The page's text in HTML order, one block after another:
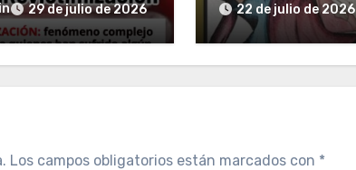
29 de julio de 2026
22 de julio de 2026
Los campos obligatorios están marcados con *